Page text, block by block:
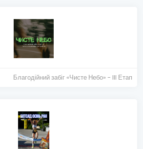
Благодійний забіг «Чисте Небо» - III Етап